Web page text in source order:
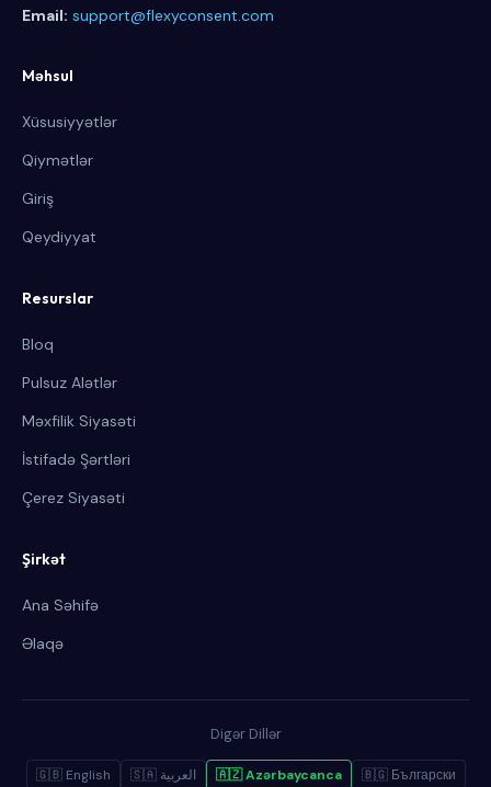
Email: support@flexyconsent.com
Məhsul
Xüsusiyyətlər
Qiymətlər
Giriş
Qeydiyyat
Resurslar
Bloq
Pulsuz Alətlər
Məxfilik Siyasəti
İstifadə Şərtləri
Çerez Siyasəti
Şirkət
Ana Səhifə
Əlaqə
Digər Dillər
🇬🇧 English 🇸🇦 العربية 🇦🇿 Azərbaycanca
🇧🇬 Български